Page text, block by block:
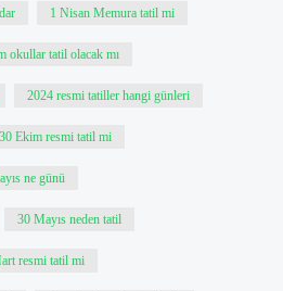
1 Nisan Memura tatil mi
okullar tatil olacak mı
2024 resmi tatiller hangi günleri
30 Ekim resmi tatil mi
ne günü
30 Mayıs neden tatil
resmi tatil mi